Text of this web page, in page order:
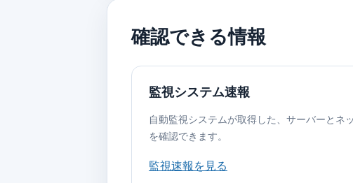
確認できる情報
監視システム速報
自動監視システムが取得した、サーバーとネ
を確認できます。
監視速報を見る